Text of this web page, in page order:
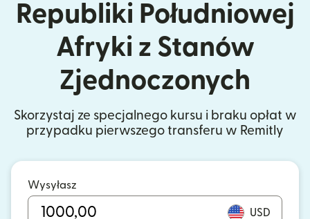
Republiki Południowej
Afryki z Stanów
Zjednoczonych
Skorzystaj ze specjalnego kursu i braku opłat w
przypadku pierwszego transferu w Remitly
Wysyłasz
USD